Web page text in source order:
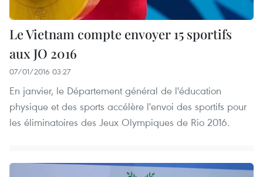
Le Vietnam compte envoyer 15 sportifs
aux JO 2016
07/01/2016 03:27
En janvier, le Département général de l'éducation
physique et des sports accélère l'envoi des sportifs pour
les éliminatoires des Jeux Olympiques de Rio 2016.